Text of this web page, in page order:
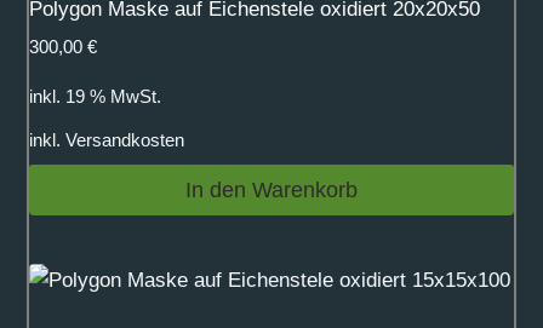
Polygon Maske auf Eichenstele oxidiert 20x20x50
300,00 €
inkl. 19 % MwSt.
inkl. Versandkosten
In den Warenkorb